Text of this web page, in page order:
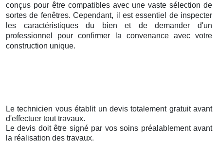
conçus pour être compatibles avec une vaste sélection de
sortes de fenêtres. Cependant, il est essentiel de inspecter
les caractéristiques du bien et de demander d'un
professionnel pour confirmer la convenance avec votre
construction unique.
Le technicien vous établit un devis totalement gratuit avant
d'effectuer tout travaux.
Le devis doit être signé par vos soins préalablement avant
la réalisation des travaux.